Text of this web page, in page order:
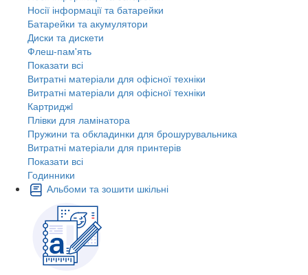
Носії інформації та батарейки
Батарейки та акумулятори
Диски та дискети
Флеш-пам'ять
Показати всі
Витратні матеріали для офісної техніки
Витратні матеріали для офісної техніки
Картриджi
Плівки для ламінатора
Пружини та обкладинки для брошурувальника
Витратні матеріали для принтерів
Показати всі
Годинники
Альбоми та зошити шкільні